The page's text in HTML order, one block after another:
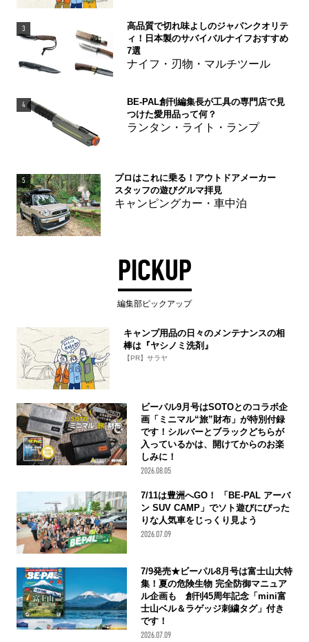
3
高品質で切れ味よしのジャパンクオリテ
ィ！日本製のサバイバルナイフおすすめ
7選
ナイフ・刃物・マルチツール
4
BE-PAL創刊編集長が工具の専門店で見
つけた愛用品って何？
ランタン・ライト・ランプ
5
プロはこれに乗る！アウトドアメーカー
スタッフの遊びグルマ拝見
キャンピングカー・車中泊
PICKUP
編集部ピックアップ
キャンプ用品の日々のメンテナンスの相
棒は『ヤシノミ洗剤』
【PR】サラヤ
ビーパル9月号はSOTOとのコラボ企
画「ミニマル“旅”財布」が特別付録
です！シルバーとブラックどちらが
入っているかは、開けてからのお楽
しみに！
2026.08.05
7/11は豊洲へGO！ 「BE-PAL アーバ
ン SUV CAMP」でソト遊びにぴった
りな人気車をじっくり見よう
2026.07.09
7/9発売★ビーパル8月号は富士山大特
集！夏の危険生物 完全防御マニュア
ル企画も 創刊45周年記念「mini富
士山ベル＆ラゲッジ刺繍タグ」付き
です！
2026.07.09